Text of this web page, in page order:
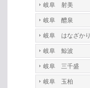
岐阜 射美
岐阜 醴泉
岐阜 はなざかり
岐阜 鯨波
岐阜 三千盛
岐阜 玉柏